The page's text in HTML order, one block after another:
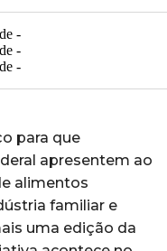
-
-
-
para que
apresentem ao
alimentos
familiar e
uma edição da